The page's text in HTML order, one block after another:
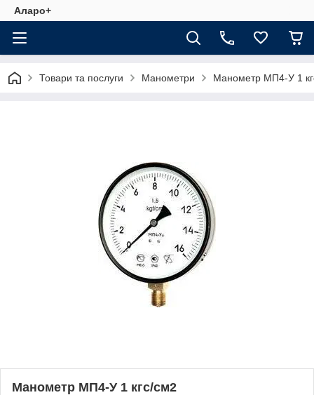
Аларо+
Товари та послуги Манометри Манометр МП4-У 1
Манометр МП4-У 1 кгс/см2